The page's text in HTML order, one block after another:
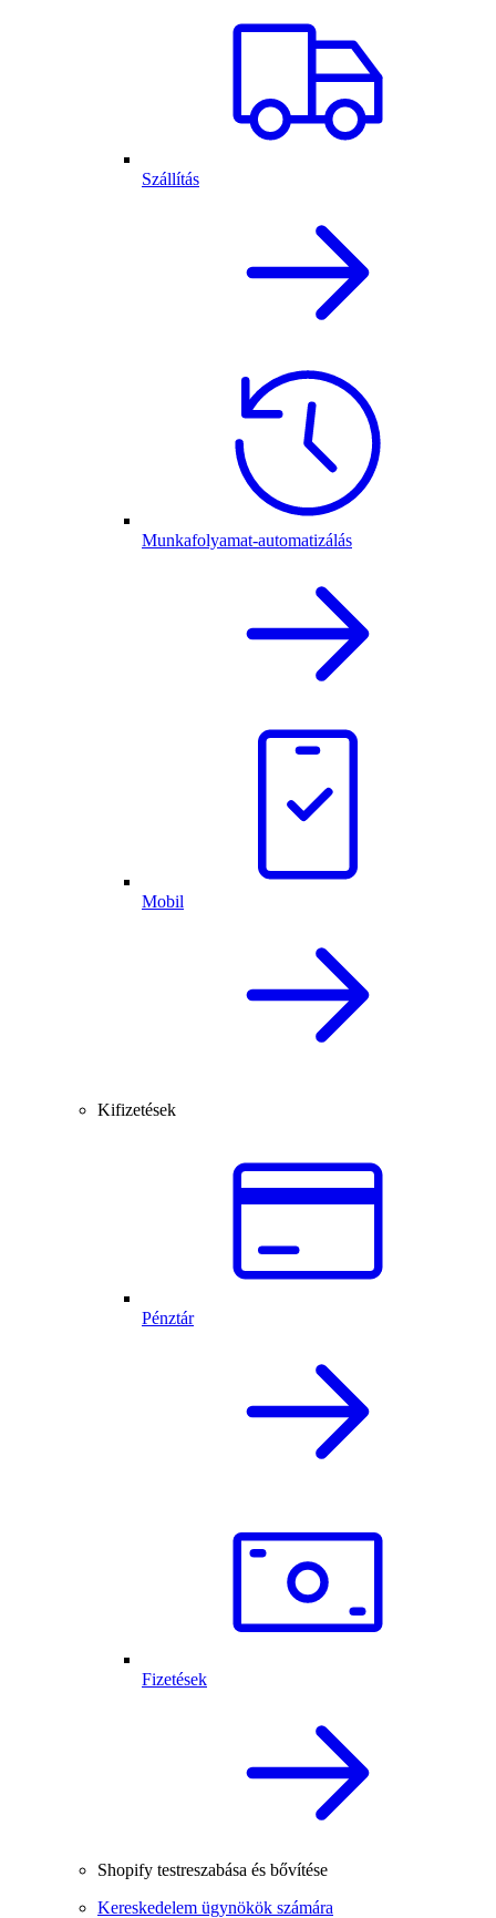
Szállítás
Munkafolyamat-automatizálás
Mobil
Kifizetések
Pénztár
Fizetések
Shopify testreszabása és bővítése
Kereskedelem ügynökök számára